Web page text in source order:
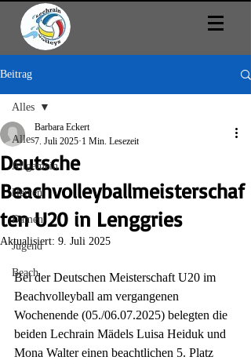
Beitrag
Alles
Allgemein
Herren
Damen
Jugend
Beach
Alles
Deutsche
Beachvolleyballmeisterschaf
ten U20 in Lenggries
Barbara Eckert
7. Juli 2025 1 Min. Lesezeit
Aktualisiert: 9. Juli 2025
Bei der Deutschen Meisterschaft U20 im
Beachvolleyball am vergangenen
Wochenende (05./06.07.2025) belegten die
beiden Lechrain Mädels Luisa Heiduk und
Mona Walter einen beachtlichen 5. Platz